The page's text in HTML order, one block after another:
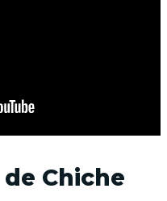
Chiche